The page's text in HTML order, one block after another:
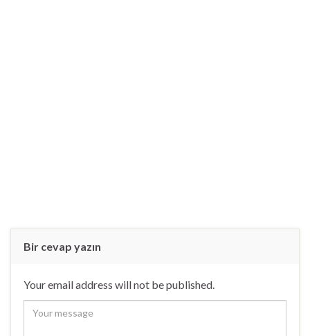
Bir cevap yazın
Your email address will not be published.